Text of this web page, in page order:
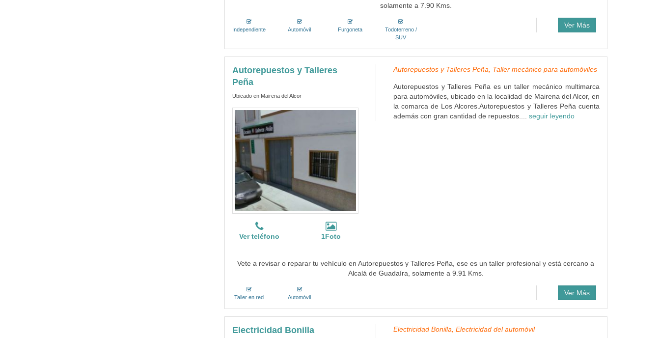
solamente a 7.90 Kms.
Independiente Automóvil Furgoneta
Todoterreno /
SUV
Ver Más
Autorepuestos y Talleres
Peña
Ubicado en Mairena del Alcor
Ver teléfono 1Foto
Autorepuestos y Talleres Peña, Taller mecánico para automóviles
Autorepuestos y Talleres Peña es un taller mecánico multimarca
para automóviles, ubicado en la localidad de Mairena del Alcor, en
la comarca de Los Alcores.Autorepuestos y Talleres Peña cuenta
además con gran cantidad de repuestos.... seguir leyendo
Vete a revisar o reparar tu vehículo en Autorepuestos y Talleres Peña, ese es un taller profesional y está cercano a
Alcalá de Guadaíra, solamente a 9.91 Kms.
Taller en red Automóvil
Ver Más
Electricidad Bonilla Electricidad Bonilla, Electricidad del automóvil